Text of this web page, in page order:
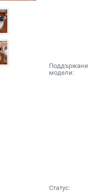
Поддържани
модели:
Статус: